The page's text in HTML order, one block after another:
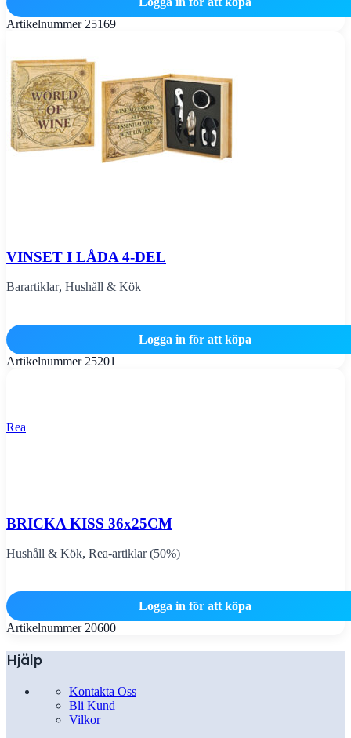
Artikelnummer 25169
VINSET I LÅDA 4-DEL
Barartiklar, Hushåll & Kök
Logga in för att köpa
Artikelnummer 25201
Rea
BRICKA KISS 36x25CM
Hushåll & Kök, Rea-artiklar (50%)
Logga in för att köpa
Artikelnummer 20600
Hjälp
Kontakta Oss
Bli Kund
Vilkor